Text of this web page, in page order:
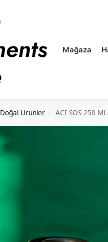
Mağaza
Doğal Ürünler / ACI SOS 250 ML